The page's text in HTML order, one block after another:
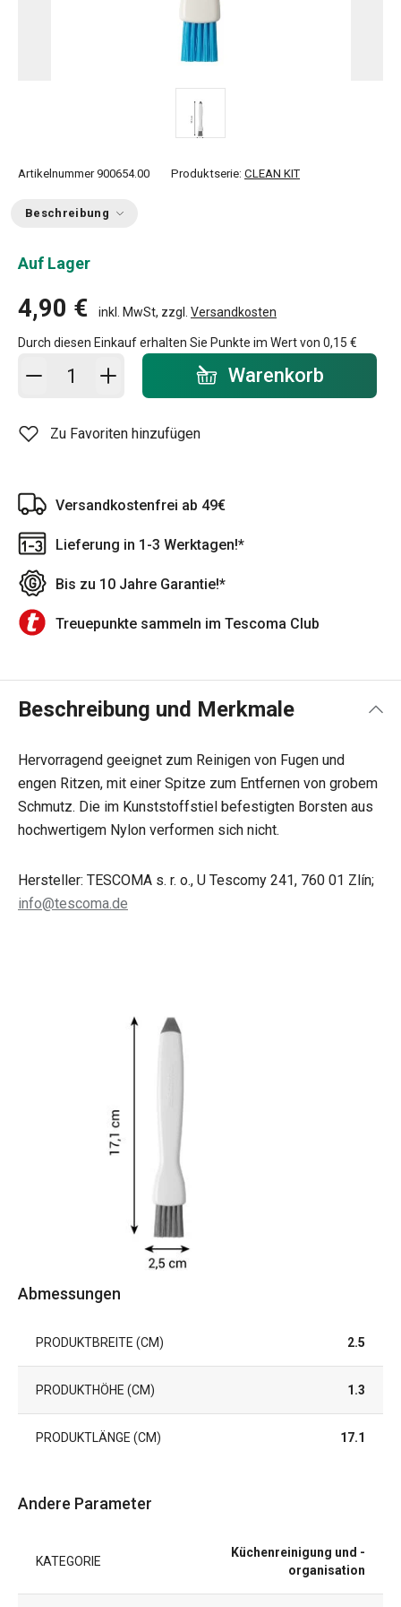
Artikelnummer 900654.00 Produktserie: CLEAN KIT
Beschreibung
Auf Lager
4,90 € inkl. MwSt, zzgl. Versandkosten
Durch diesen Einkauf erhalten Sie Punkte im Wert von 0,15 €
In den Warenkorb - Menge Warenkorb
Zu Favoriten hinzufügen
Versandkostenfrei ab 49€
Lieferung in 1-3 Werktagen!*
Bis zu 10 Jahre Garantie!*
Treuepunkte sammeln im Tescoma Club
Beschreibung und Merkmale
Hervorragend geeignet zum Reinigen von Fugen und
engen Ritzen, mit einer Spitze zum Entfernen von grobem
Schmutz. Die im Kunststoffstiel befestigten Borsten aus
hochwertigem Nylon verformen sich nicht.
Hersteller: TESCOMA s. r. o., U Tescomy 241, 760 01 Zlín;
info@tescoma.de
Abmessungen
PRODUKTBREITE (CM) 2.5
PRODUKTHÖHE (CM) 1.3
PRODUKTLÄNGE (CM) 17.1
Andere Parameter
KATEGORIE
Küchenreinigung und -
organisation